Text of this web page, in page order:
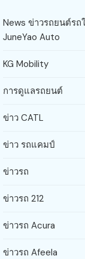
News ข่าวรถยนต์รถ
JuneYao Auto
KG Mobility
การดูแลรถยนต์
ข่าว CATL
ข่าว รถแคมป์
ข่าวรถ
ข่าวรถ 212
ข่าวรถ Acura
ข่าวรถ Afeela